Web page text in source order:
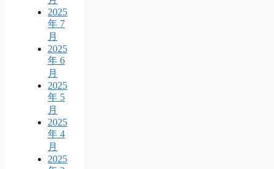
2025
年 7
月
2025
年 6
月
2025
年 5
月
2025
年 4
月
2025